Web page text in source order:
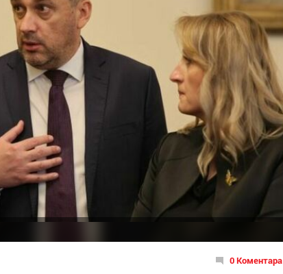
0 Коментара